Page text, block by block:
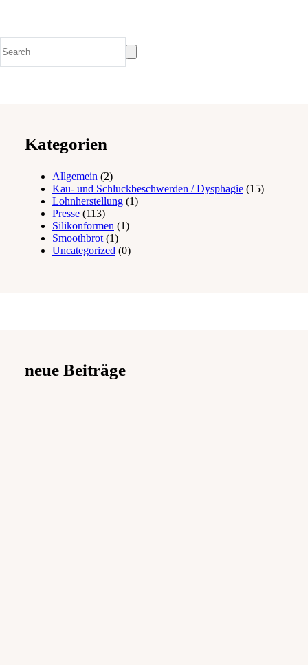
Kategorien
Allgemein (2)
Kau- und Schluckbeschwerden / Dysphagie (15)
Lohnherstellung (1)
Presse (113)
Silikonformen (1)
Smoothbrot (1)
Uncategorized (0)
neue Beiträge